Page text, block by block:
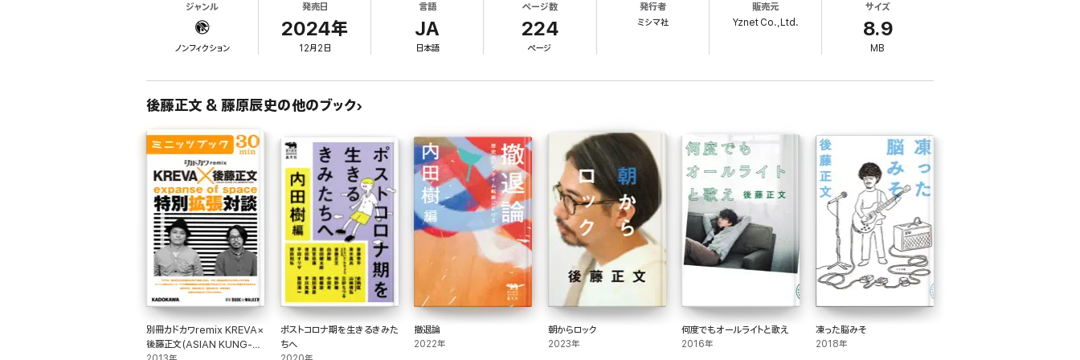
ジャンル
ノンフィクション
発売日
2024年
12月2日
言語
JA
日本語
ページ数
224
ページ
発行者
ミシマ社
販売元
Yznet Co.,Ltd.
サイズ
8.9
MB
後藤正文 & 藤原辰史の他のブック
別冊カドカワremix KREVA×
後藤正文(ASIAN KUNG-
ポストコロナ期を生きるきみた
ちへ
撤退論
2022年
朝からロック
2023年
何度でもオールライトと歌え
2016年
凍った脳みそ
2018年